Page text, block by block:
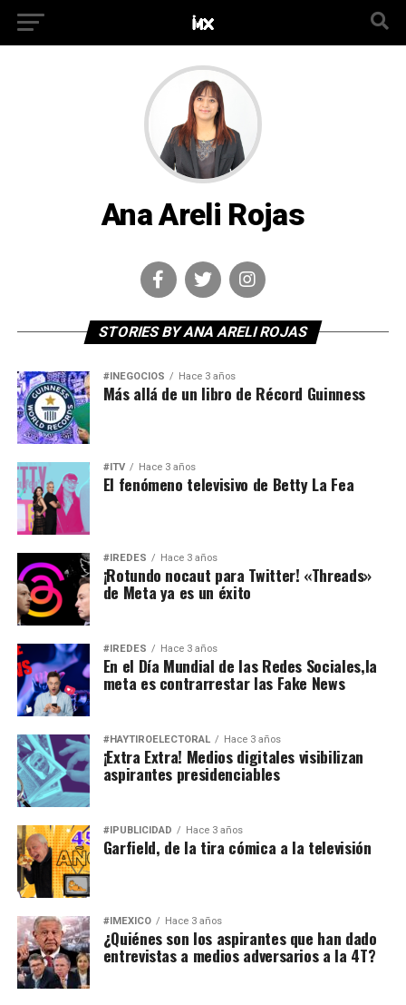
Ana Areli Rojas
STORIES BY ANA ARELI ROJAS
#INEGOCIOS Hace 3 años
Más allá de un libro de Récord Guinness
#ITV Hace 3 años
El fenómeno televisivo de Betty La Fea
#IREDES Hace 3 años
¡Rotundo nocaut para Twitter! «Threads»
de Meta ya es un éxito
#IREDES Hace 3 años
En el Día Mundial de lasRedes Sociales,la
meta es contrarrestar lasFake News
#HAYTIROELECTORAL Hace 3 años
¡Extra Extra! Medios digitales visibilizan
aspirantes presidenciables
#IPUBLICIDAD Hace 3 años
Garfield, de la tira cómica a la televisión
#IMEXICO Hace 3 años
¿Quiénes son los aspirantes que han dado
entrevistas a medios adversarios a la 4T?